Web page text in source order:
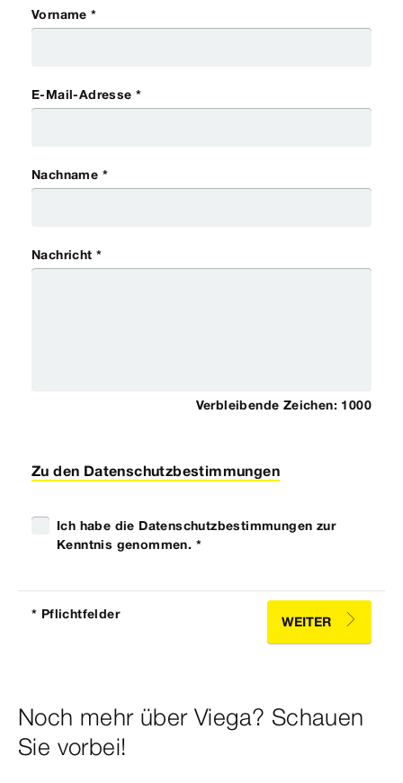
Vorname *
E-Mail-Adresse *
Nachname *
Nachricht *
Verbleibende Zeichen: 1000
Zu den Datenschutzbestimmungen
Ich habe die Datenschutzbestimmungen zur
Kenntnis genommen. *
* Pflichtfelder
WEITER
Noch mehr über Viega? Schauen
Sie vorbei!